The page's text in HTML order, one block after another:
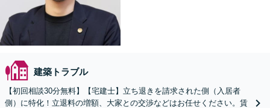
建築トラブル
【初回相談30分無料】【宅建士】立ち退きを請求された側（入居者
側）に特化！立退料の増額、大家との交渉などはお任せください。賃